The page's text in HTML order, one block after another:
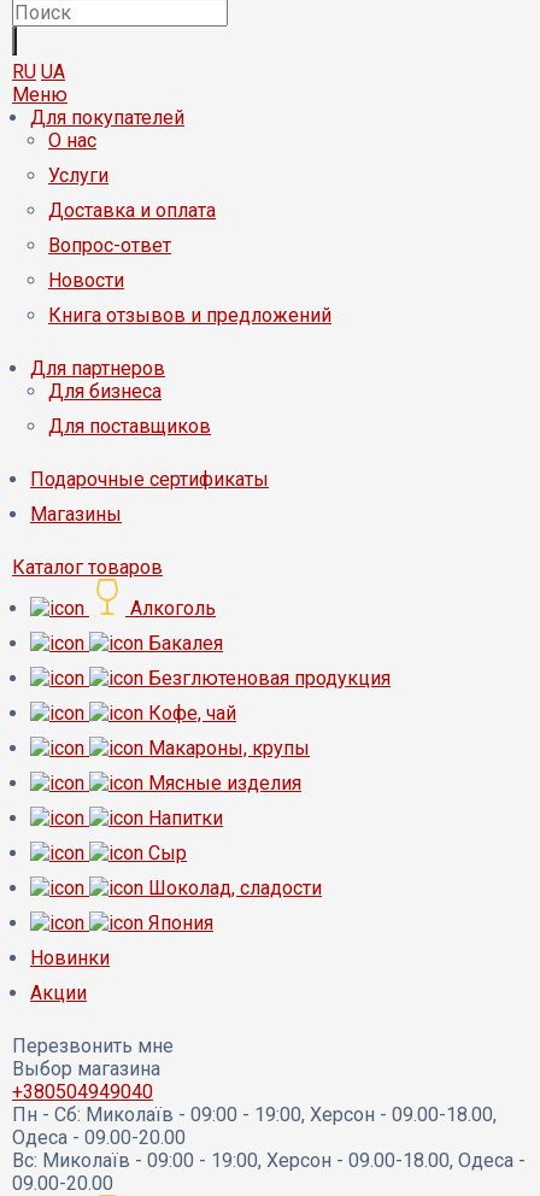
RU UA
Меню
Для покупателей
О нас
Услуги
Доставка и оплата
Вопрос-ответ
Новости
Книга отзывов и предложений
Для партнеров
Для бизнеса
Для поставщиков
Подарочные сертификаты
Магазины
Каталог товаров
Алкоголь
Бакалея
Безглютеновая продукция
Кофе, чай
Макароны, крупы
Мясные изделия
Напитки
Сыр
Шоколад, сладости
Япония
Новинки
Акции
Перезвонить мне
Выбор магазина
+380504949040
Пн - Сб: Миколаїв - 09:00 - 19:00, Херсон - 09.00-18.00,
Одеса - 09.00-20.00
Вс: Миколаїв - 09:00 - 19:00, Херсон - 09.00-18.00, Одеса -
09.00-20.00